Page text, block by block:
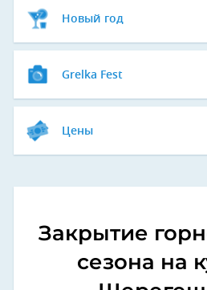
Новый год
Grelka Fest
Цены
Закрытие
сезона на